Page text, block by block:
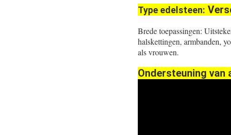
Type edelsteen:
Brede toepassingen:
halskettingen, armbanden,
als vrouwen.
Ondersteuning van